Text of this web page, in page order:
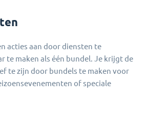
acties aan door diensten te
te maken als één bundel. Je krijgt de
te zijn door bundels te maken voor
of speciale